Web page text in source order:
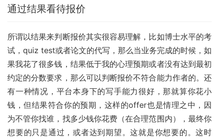
通过结果看待报价
所谓以结果来判断报价其实很容易理解，比如博士水平的考
试，quiz test或者论文的代写，那么当业务完成的时候，如
果我花了很多钱，结果低于我的心理预期或者没有达到最初
约定的分数要求，那么可以判断报价不符合能力作者的。还
有一种情况，平台本身下的写手能力很好，那就算你花小
钱，但结果符合你的预期，这样的offer也是情理之中，因
为不管你找谁，找多少钱你花费（在合理范围内），最终你
想要的只是通过，或者达到期望。这就是你想要的。这时